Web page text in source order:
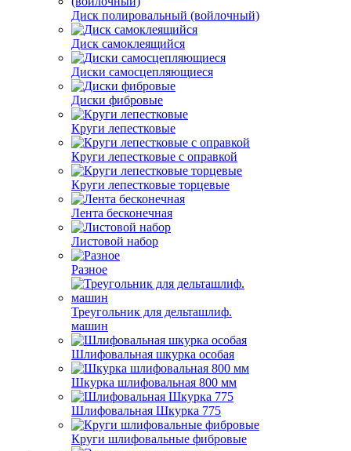
Диск полировальный (войлочный)
Диск самоклеящийся
Диски самосцепляющиеся
Диски фибровые
Круги лепестковые
Круги лепестковые с оправкой
Круги лепестковые торцевые
Лента бесконечная
Листовой набор
Разное
Треугольник для дельташлиф.
машин
Шлифовальная шкурка особая
Шкурка шлифовальная 800 мм
Шлифовальная Шкурка 775
Круги шлифовальные фибровые